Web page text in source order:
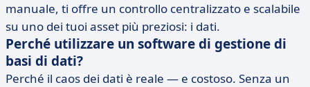
manuale, ti offre un controllo centralizzato e scalabile
su uno dei tuoi asset più preziosi: i dati.
Perché utilizzare un software di gestione di
basi di dati?
Perché il caos dei dati è reale — e costoso. Senza un